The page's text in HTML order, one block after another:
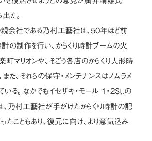
た。
親会社である乃村工藝社は、50年ほど前
計の制作を行い、からくり時計ブームの火
町マリオンや、そごう各店のからくり人形時
た、それらの保守・メンテナンスはノムラメ
いる。なかでもイセザキ・モール 1・2St.の
、乃村工藝社が手がけたからくり時計の記
たこともあり、復元に向け、より意気込み